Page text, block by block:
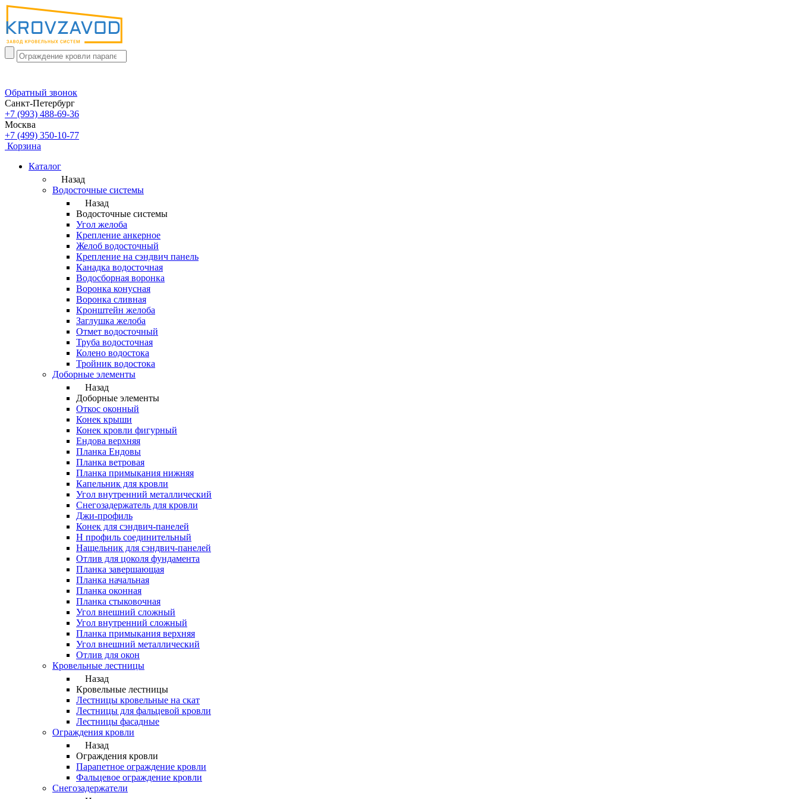
Обратный звонок
Санкт-Петербург
+7 (993) 488-69-36
Москва
+7 (499) 350-10-77
Корзина
Каталог
Назад
Водосточные системы
Назад
Водосточные системы
Угол желоба
Крепление анкерное
Желоб водосточный
Крепление на сэндвич панель
Канадка водосточная
Водосборная воронка
Воронка конусная
Воронка сливная
Кронштейн желоба
Заглушка желоба
Отмет водосточный
Труба водосточная
Колено водостока
Тройник водостока
Доборные элементы
Назад
Доборные элементы
Откос оконный
Конек крыши
Конек кровли фигурный
Ендова верхняя
Планка Ендовы
Планка ветровая
Планка примыкания нижняя
Капельник для кровли
Угол внутренний металлический
Снегозадержатель для кровли
Джи-профиль
Конек для сэндвич-панелей
Н профиль соединительный
Нащельник для сэндвич-панелей
Отлив для цоколя фундамента
Планка завершающая
Планка начальная
Планка оконная
Планка стыковочная
Угол внешний сложный
Угол внутренний сложный
Планка примыкания верхняя
Угол внешний металлический
Отлив для окон
Кровельные лестницы
Назад
Кровельные лестницы
Лестницы кровельные на скат
Лестницы для фальцевой кровли
Лестницы фасадные
Ограждения кровли
Назад
Ограждения кровли
Парапетное ограждение кровли
Фальцевое ограждение кровли
Снегозадержатели